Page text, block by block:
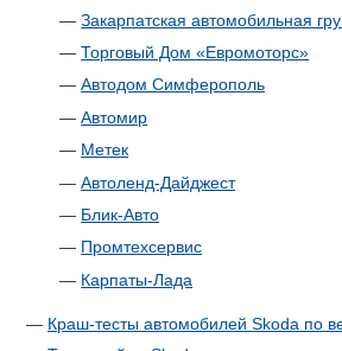
—Закарпатская автомобильная
—Торговый Дом «Евромоторс»
—Автодом Симферополь
—Автомир
— Метек
—Автоленд-Дайджест
— Блик-Авто
— Промтехсервис
— Карпаты-Лада
— Краш-тесты автомобилей Skoda по